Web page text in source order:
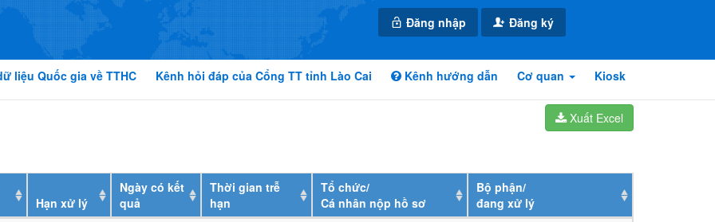
Đăng nhập Đăng ký
liệu Quốc gia về TTHC Kênh hỏi đáp của Cổng TT tỉnh Lào Cai Kênh hướng dẫn Cơ quan Kiosk
Xuất Excel
Hạn xử lý
Ngày có kết
quả
Thời gian trễ
hạn
Tổ chức/
Cá nhân nộp hồ sơ
Bộ phận/
đang xử lý